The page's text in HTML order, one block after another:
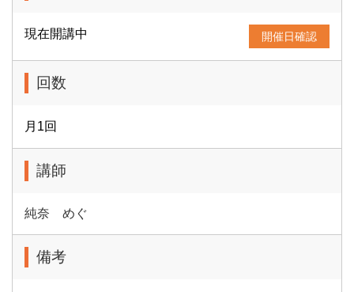
現在開講中 開催日確認
回数
月1回
講師
純奈 めぐ
備考